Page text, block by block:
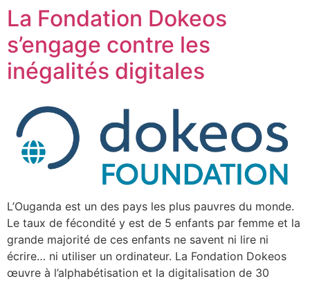
La Fondation Dokeos
s’engage contre les
inégalités digitales
L’Ouganda est un des pays les plus pauvres du monde.
Le taux de fécondité y est de 5 enfants par femme et la
grande majorité de ces enfants ne savent ni lire ni
écrire… ni utiliser un ordinateur. La Fondation Dokeos
œuvre à l’alphabétisation et la digitalisation de 30